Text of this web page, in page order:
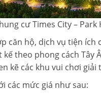
cư Times City – Park
căn hộ, dịch vụ tiện
theo phong cách
kẽ các khu vui chơi giải
các mức giá như sau: